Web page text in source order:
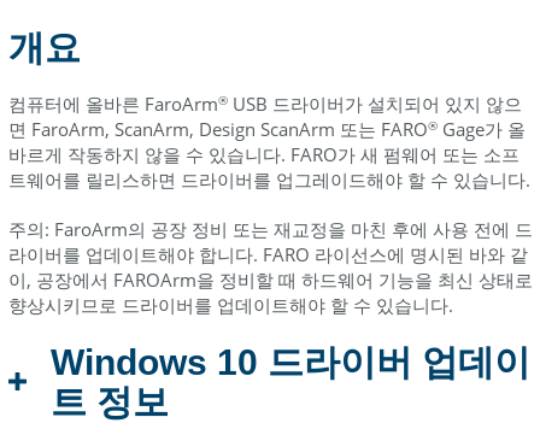
XP
드
이
버
업
데
이
트
정
보
개요
컴퓨터에 올바른 FaroArm®USB 드라이버가 설치되어 있지 않으
면 FaroArm, ScanArm, Design ScanArm 또는 FARO®Gage가 올
바르게 작동하지 않을 수 있습니다. FARO가 새 펌웨어 또는 소프
트웨어를 릴리스하면 드라이버를 업그레이드해야 할 수 있습니다.
주의: FaroArm의 공장 정비 또는 재교정을 마친 후에 사용 전에 드
라이버를 업데이트해야 합니다. FARO 라이선스에 명시된 바와 같
이, 공장에서 FAROArm을 정비할 때 하드웨어 기능을 최신 상태로
향상시키므로 드라이버를 업데이트해야 할 수 있습니다.
Windows 10 드라이버 업데이
트 정보